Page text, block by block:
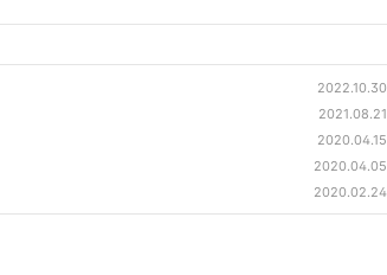
2022.10.30
2021.08.21
2020.04.15
2020.04.05
2020.02.24